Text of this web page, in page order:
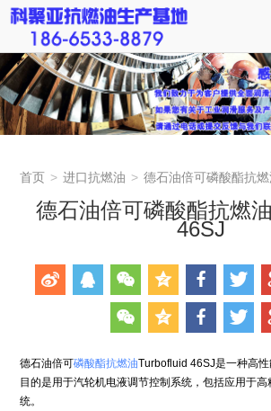
首页 > 进口抗燃油 > 德石油倍可磷酸酯抗
德石油倍可磷酸酯抗燃
46SJ
德石油倍可磷酸酯抗燃油Turbofluid 46SJ是一种高
目的是用于汽轮机电液调节控制系统，包括应用于高
统。